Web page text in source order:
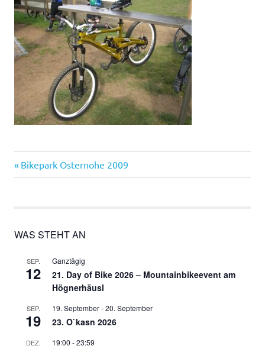
Beitragsnavigation
Vorheriger
Beitrag:
Bikepark Osternohe 2009
WAS STEHT AN
SEP.
12
Ganztägig
21. Day of Bike 2026 – Mountainbikeevent am
Högnerhäusl
SEP.
19
19. September-20. September
23. O`kasn 2026
DEZ. 19:00 -23:59